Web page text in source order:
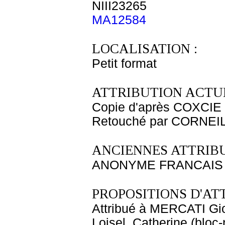
NIII23265
MA12584
LOCALISATION :
Petit format
ATTRIBUTION
Copie d'après
Retouché par
ANCIENNES
ANONYME
PROPOSITIONS
Attribué à MERCATI